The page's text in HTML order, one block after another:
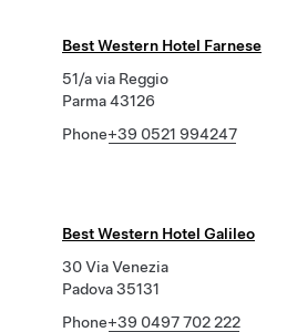
Best Western Hotel Farnese
51/a via Reggio
Parma 43126
Phone+39 0521 994247
Best Western Hotel Galileo
30 Via Venezia
Padova 35131
Phone+39 0497 702 222